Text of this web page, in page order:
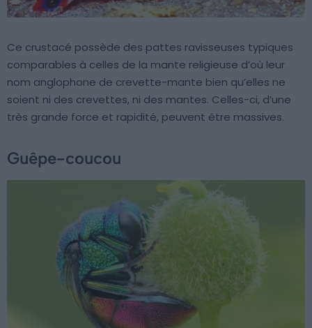
Ce crustacé possède des pattes ravisseuses typiques
comparables à celles de la mante religieuse d’où leur
nom anglophone de crevette-mante bien qu’elles ne
soient ni des crevettes, ni des mantes. Celles-ci, d’une
très grande force et rapidité, peuvent être massives.
Guêpe-coucou